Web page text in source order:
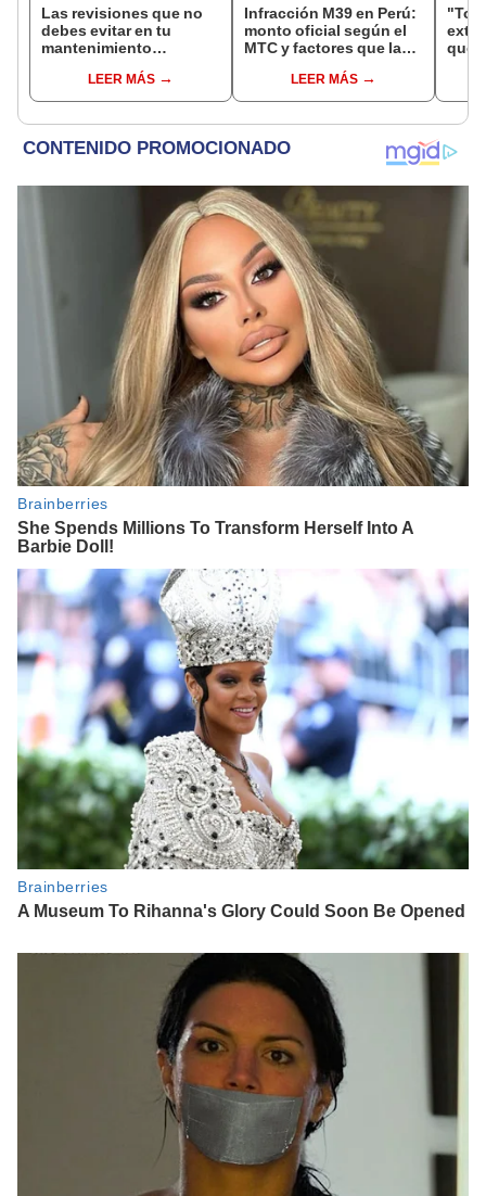
Las revisiones que no
debes evitar en tu
mantenimiento
viajar en coche
LEER MÁS
Infracción M39 en Perú:
monto oficial según el
MTC y factores que la
LEER MÁS
que